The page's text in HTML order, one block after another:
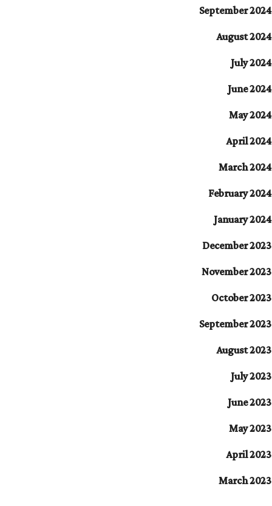
September 2024
August 2024
July 2024
June 2024
May 2024
April 2024
March 2024
February 2024
January 2024
December 2023
November 2023
October 2023
September 2023
August 2023
July 2023
June 2023
May 2023
April 2023
March 2023